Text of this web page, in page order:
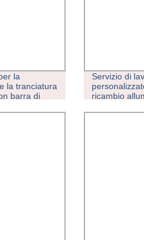
la
la tranciatura
barra di
Servizio di
ricambio